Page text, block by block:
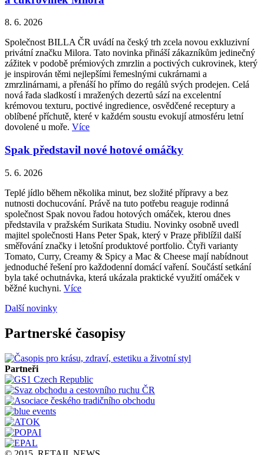
8. 6. 2026
Společnost BILLA ČR uvádí na český trh zcela novou exkluzivní
privátní značku Milora. Tato novinka přináší zákazníkům jedinečný
zážitek v podobě prémiových zmrzlin a poctivých cukrovinek, který
je inspirován těmi nejlepšími řemeslnými cukrárnami a
zmrzlinárnami, a přenáší ho přímo do regálů svých prodejen. Celá
nová řada sladkostí i mražených dezertů sází na excelentní
krémovou texturu, poctivé ingredience, osvědčené receptury a
oblíbené příchutě, které v každém soustu evokují atmosféru letní
dovolené u moře. Více
Spak představil nové hotové omáčky
5. 6. 2026
Teplé jídlo během několika minut, bez složité přípravy a bez
nutnosti dochucování. Právě na tuto potřebu reaguje rodinná
společnost Spak novou řadou hotových omáček, kterou dnes
představila v pražském Surikata Studiu. Novinky osobně uvedl
majitel společnosti Hans Peter Spak, který v Praze přiblížil další
směřování značky i letošní produktové portfolio. Čtyři varianty
Tomato, Curry, Creamy & Spicy a Mac & Cheese mají nabídnout
jednoduché řešení pro každodenní domácí vaření. Součástí setkání
byla také ochutnávka, která ukázala praktické využití omáček v
běžné kuchyni. Více
Další novinky
Partnerské časopisy
Partneři